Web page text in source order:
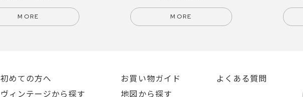
MORE MORE
初めての方へ お買い物ガイド
よくある質問
ヴィンテージから探す 地図から探す